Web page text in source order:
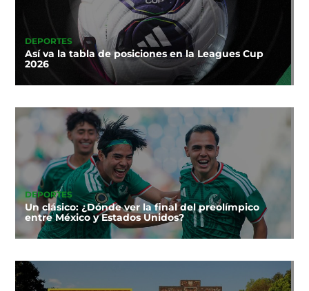
DEPORTES
Así va la tabla de posiciones en la Leagues Cup
2026
DEPORTES
Un clásico: ¿Dónde ver la final del preolímpico
entre México y Estados Unidos?